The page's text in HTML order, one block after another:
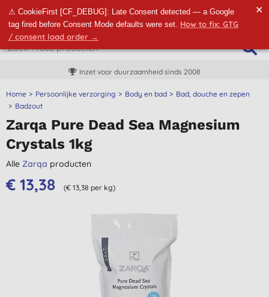
⚠ CookieFirst [CF_DEBUG]: Late Consent detected — a Google
tag fired before Consent Mode defaults were set. How to fix: GTG
/ consent load order →
✕
Inzet voor duurzaamheid sinds 2008
Home Persoonlijke verzorging Body en bad
Bad, douche en zepen
Badzout
Zarqa Pure Dead Sea Magnesium
Crystals 1kg
Alle Zarqa producten
€ 13,38 (€ 13,38 per kg)